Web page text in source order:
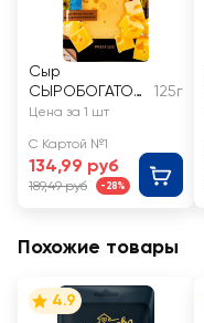
Сыр
СЫРОБОГАТОВ
Маасдам 45%,
змж
125г
Цена за 1 шт
С Картой №1
134,99 руб
189,49 руб -28%
Похожие товары
4.9